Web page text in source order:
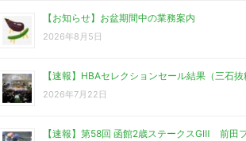
【お知らせ】お盆期間中の業務案内
2026年8月5日
【速報】HBAセレクションセール結果（三石抜
2026年7月22日
【速報】第58回 函館2歳ステークスGⅢ 前田